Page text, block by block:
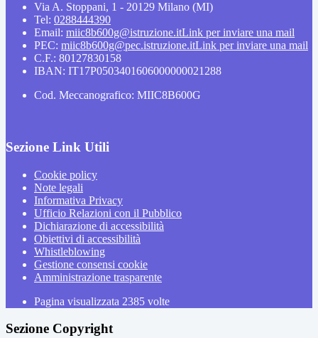
Via A. Stoppani, 1 - 20129 Milano (MI)
Tel: 0288444390
Email: miic8b600g@istruzione.itLink per inviare una mail
PEC: miic8b600g@pec.istruzione.itLink per inviare una mail
C.F.: 80127830158
IBAN: IT17P0503401606000000021288
Cod. Meccanografico: MIIC8B600G
Sezione Link Utili
Cookie policy
Note legali
Informativa Privacy
Ufficio Relazioni con il Pubblico
Dichiarazione di accessibilità
Obiettivi di accessibilità
Whistleblowing
Gestione consensi cookie
Amministrazione trasparente
Pagina visualizzata 2385 volte
Sezione Copyright